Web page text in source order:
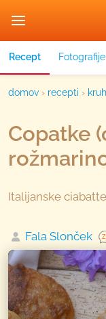
Recept Fotografije
domov › recepti › kruh
Copatke
Italijanske
Fala Slonček